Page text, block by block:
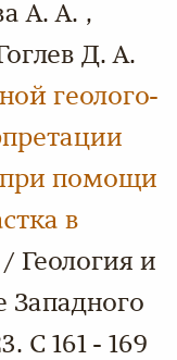
А. А. ,
Д. А.
геолого-
помощи
в
/ Геология и
Западного
С 161 - 169